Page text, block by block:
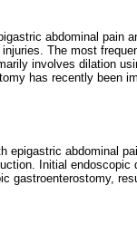
abdominal pain
The most
involves dilation
has recently been
abdominal
Initial endoscopic
gastroenterostomy,